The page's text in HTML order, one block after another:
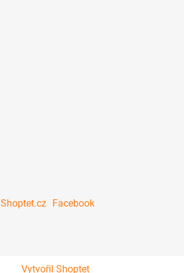
Shoptet.cz Facebook
Vytvořil Shoptet